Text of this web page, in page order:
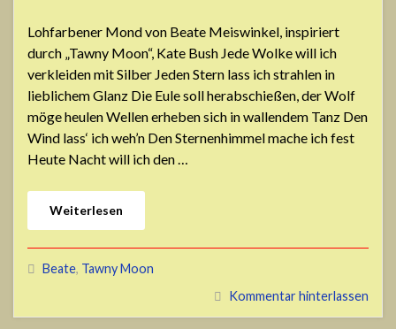
Lohfarbener Mond von Beate Meiswinkel, inspiriert
durch „Tawny Moon“, Kate Bush Jede Wolke will ich
verkleiden mit Silber Jeden Stern lass ich strahlen in
lieblichem Glanz Die Eule soll herabschießen, der Wolf
möge heulen Wellen erheben sich in wallendem Tanz Den
Wind lass‘ ich weh’n Den Sternenhimmel mache ich fest
Heute Nacht will ich den …
Weiterlesen
Beate, Tawny Moon
Kommentar hinterlassen